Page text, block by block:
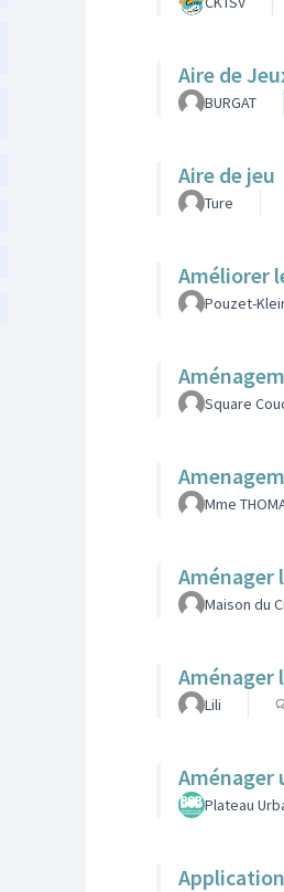
Aire
BURGAT
Aire de jeu
Ture
Améliorer
Pouzet-
Square
Mme
Aménager
Maison du
Lili
Aménager
Plateau